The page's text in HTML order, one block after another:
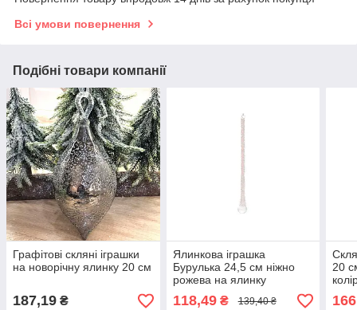
Всі умови повернення
Подібні товари компанії
Графітові скляні іграшки
на новорічну ялинку 20 см
187,19 ₴
Ялинкова іграшка
Бурулька 24,5 см ніжно
рожева на ялинку
118,49₴ 139,40 ₴
20